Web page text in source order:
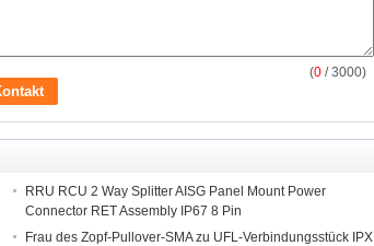
(0 / 3000)
RRU RCU 2 Way Splitter AISG Panel Mount Power
Connector RET Assembly IP67 8 Pin
Frau des Zopf-Pullover-SMA zu UFL-Verbindungsstück IPX